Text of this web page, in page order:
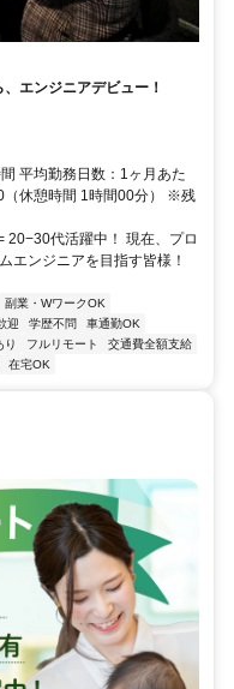
エンジニアデビュー！
平均勤務日数：1ヶ月あた
（休憩時間 1時間00分） ※残
20−30代活躍中！ 現在、プロ
エンジニアを目指す皆様！
副業・WワークOK
迎 学歴不問
車通勤OK
り フルリモート
交通費全額支給
在宅OK